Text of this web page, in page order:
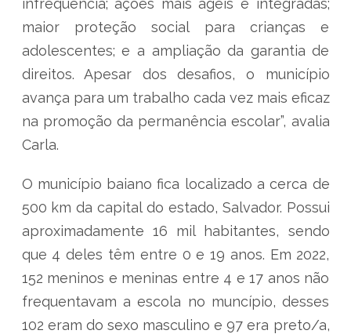
infrequência; ações mais ágeis e integradas;
maior proteção social para crianças e
adolescentes; e a ampliação da garantia de
direitos. Apesar dos desafios, o município
avança para um trabalho cada vez mais eficaz
na promoção da permanência escolar”, avalia
Carla.
O município baiano fica localizado a cerca de
500 km da capital do estado, Salvador. Possui
aproximadamente 16 mil habitantes, sendo
que 4 deles têm entre 0 e 19 anos. Em 2022,
152 meninos e meninas entre 4 e 17 anos não
frequentavam a escola no muncípio, desses
102 eram do sexo masculino e 97 era preto/a,